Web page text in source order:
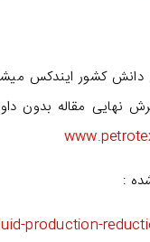
دانش کشور ایندکس
:
production-